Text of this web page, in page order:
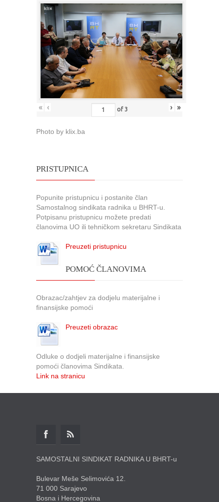
« ‹ of 3 › »
Photo by klix.ba
PRISTUPNICA
Popunite pristupnicu i postanite član
Samostalnog sindikata radnika u BHRT-u.
Potpisanu pristupnicu možete predati
članovima UO ili tehničkom sekretaru Sindikata
Preuzeti pristupnicu
POMOĆ ČLANOVIMA
Obrazac/zahtjev za dodjelu materijalne i
finansijske pomoći
Preuzeti obrazac
Odluke o dodjeli materijalne i finansijske
pomoći članovima Sindikata.
Link na stranicu
SAMOSTALNI SINDIKAT RADNIKA U BHRT-u
Bulevar Meše Selimovića 12.
71 000 Sarajevo
Bosna i Hercegovina